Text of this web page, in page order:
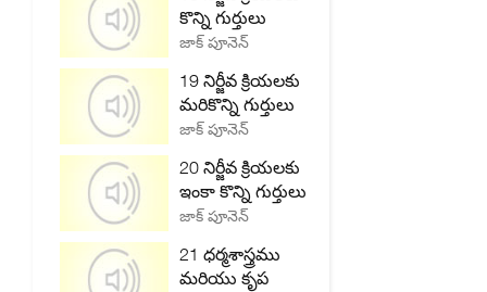
కొన్ని గుర్తులు
జాక్ పూనెన్
19 నిర్జీవ క్రియలకు
మరికొన్ని గుర్తులు
జాక్ పూనెన్
20 నిర్జీవ క్రియలకు
ఇంకా కొన్ని గుర్తులు
జాక్ పూనెన్
21 ధర్మశాస్త్రము
మరియు కృప